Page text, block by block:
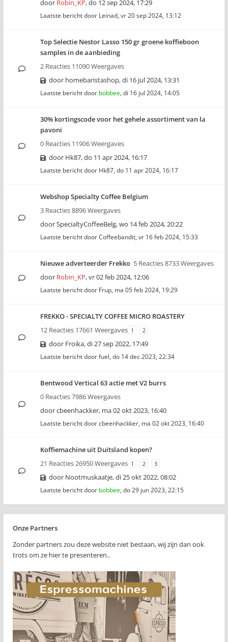
door Robin_KP,do 12 sep 2024, 17:29
Laatste bericht door Leinad, vr 20 sep 2024, 13:12
Top Selectie Nestor Lasso 150 gr groene koffieboon
samples in de aanbieding
2 Reacties 11090 Weergaves
door homebaristashop,di 16 jul 2024, 13:31
Laatste bericht door bobbee, di 16 jul 2024, 14:05
30% kortingscode voor het gehele assortiment van la
pavoni
0 Reacties 11906 Weergaves
door Hk87,do 11 apr 2024, 16:17
Laatste bericht door Hk87, do 11 apr 2024, 16:17
Webshop Specialty Coffee Belgium
3 Reacties 8896 Weergaves
doorSpecialtyCoffeeBelg,wo 14 feb 2024, 20:22
Laatste bericht doorCoffeebandit, vr 16 feb 2024, 15:33
Nieuwe adverteerder Frekko 5 Reacties 8733 Weergaves
door Robin_KP,vr 02 feb 2024, 12:06
Laatste bericht door Frup, ma 05 feb 2024, 19:29
FREKKO - SPECIALTY COFFEE MICRO ROASTERY
12 Reacties 17661 Weergaves 1 2
door Froika,di 27 sep 2022, 17:49
Laatste bericht doorfuel, do 14 dec 2023, 22:34
Bentwood Vertical 63 actie met V2 burrs
0 Reacties 7986 Weergaves
doorcbeenhackker, ma 02 okt 2023, 16:40
Laatste bericht doorcbeenhackker, ma 02 okt 2023, 16:40
Koffiemachine uit Duitsland kopen?
21 Reacties 26950 Weergaves 1 2 3
door Nootmuskaatje,di 25 okt 2022, 08:02
Laatste bericht door bobbee, do 29 jun 2023, 22:15
Onze Partners
Zonder partners zou deze website niet bestaan, wij zijn dan ook
trots om ze hier te presenteren..